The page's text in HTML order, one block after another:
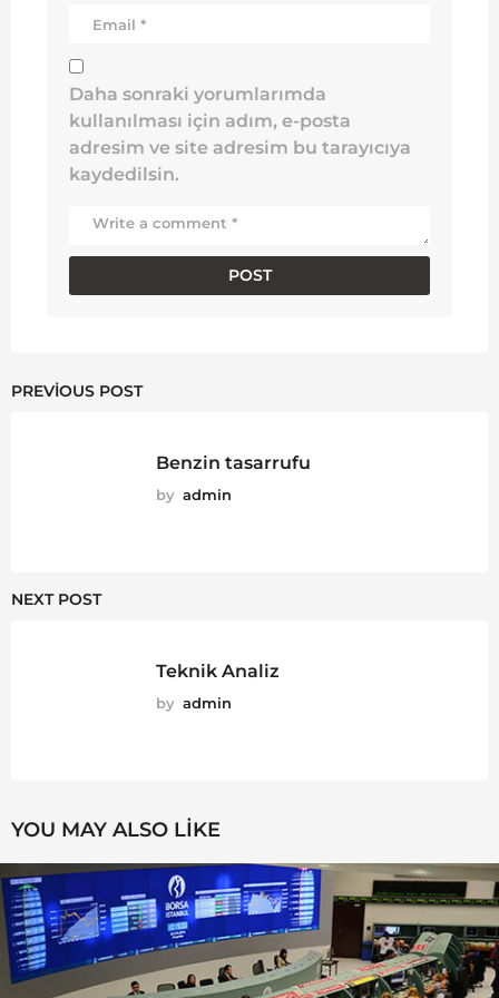
Daha sonraki yorumlarımda
kullanılması için adım, e-posta
adresim ve site adresim bu tarayıcıya
kaydedilsin.
PREVIOUS POST
Benzin tasarrufu
by admin
NEXT POST
Teknik Analiz
by admin
YOU MAY ALSO LIKE